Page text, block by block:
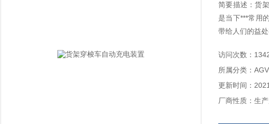
简要描述：货
是当下***常用
带给人们的益
访问次数：
所属分类：
更新时间：
厂商性质：生